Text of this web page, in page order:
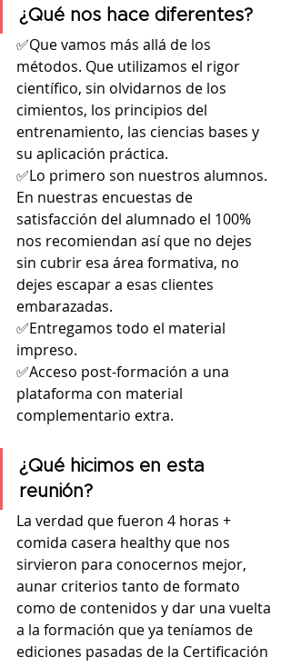
¿Qué nos hace diferentes?
✅Que vamos más allá de los
métodos. Que utilizamos el rigor
científico, sin olvidarnos de los
cimientos, los principios del
entrenamiento, las ciencias bases y
su aplicación práctica.
✅Lo primero son nuestros alumnos.
En nuestras encuestas de
satisfacción del alumnado el 100%
nos recomiendan así que no dejes
sin cubrir esa área formativa, no
dejes escapar a esas clientes
embarazadas.
✅Entregamos todo el material
impreso.
✅Acceso post-formación a una
plataforma con material
complementario extra.
¿Qué hicimos en esta
reunión?
La verdad que fueron 4 horas +
comida casera healthy que nos
sirvieron para conocernos mejor,
aunar criterios tanto de formato
como de contenidos y dar una vuelta
a la formación que ya teníamos de
ediciones pasadas de la Certificación